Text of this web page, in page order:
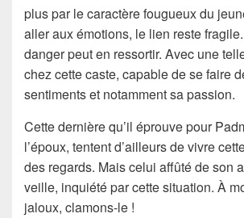
plus par le caractère fougueux du
aller aux émotions, le lien reste
danger peut en ressortir. Avec une
chez cette caste, capable de se faire
sentiments et notamment sa passion.
Cette dernière qu’il éprouve pour
l’époux, tentent d’ailleurs de vivre
des regards. Mais celui affûté de son
veille, inquiété par cette situation. À
jaloux, clamons-le !